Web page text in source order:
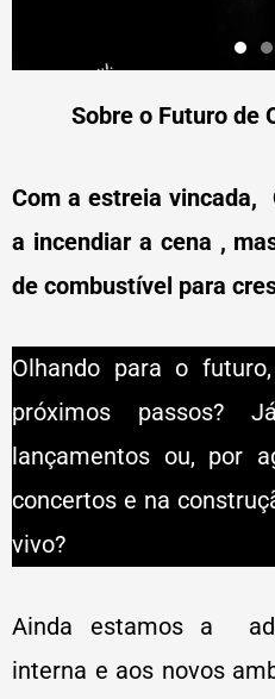
Sobre o Futuro de
Com a estreia vincada,
a incendiar a cena ,
de combustível para
Olhando para o
próximos passos?
lançamentos ou, por
concertos e na
vivo?
Ainda estamos a
interna e aos novos